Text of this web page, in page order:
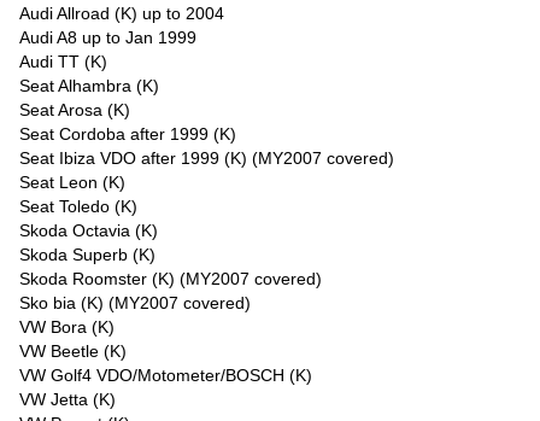
Audi Allroad (K) up to 2004
Audi A8 up to Jan 1999
Audi TT (K)
Seat Alhambra (K)
Seat Arosa (K)
Seat Cordoba after 1999 (K)
Seat Ibiza VDO after 1999 (K) (MY2007 covered)
Seat Leon (K)
Seat Toledo (K)
Skoda Octavia (K)
Skoda Superb (K)
Skoda Roomster (K) (MY2007 covered)
Sko bia (K) (MY2007 covered)
VW Bora (K)
VW Beetle (K)
VW Golf4 VDO/Motometer/BOSCH (K)
VW Jetta (K)